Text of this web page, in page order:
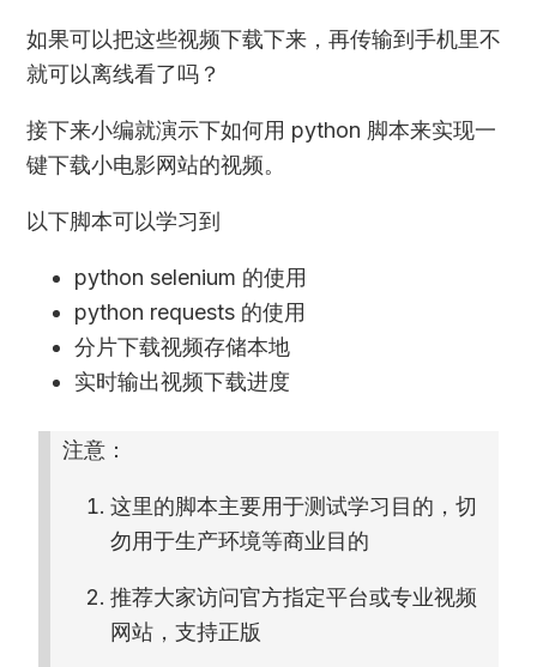
如果可以把这些视频下载下来，再传输到手机里不
就可以离线看了吗？
接下来小编就演示下如何用 python 脚本来实现一
键下载小电影网站的视频。
以下脚本可以学习到
python selenium 的使用
python requests 的使用
分片下载视频存储本地
实时输出视频下载进度
注意：
这里的脚本主要用于测试学习目的，切
勿用于生产环境等商业目的
推荐大家访问官方指定平台或专业视频
网站，支持正版